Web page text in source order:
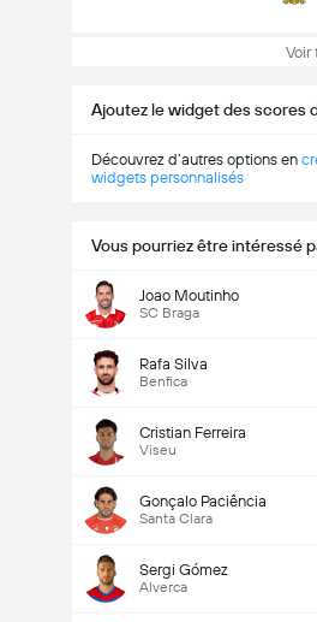
Voir
Ajoutez le widget des scores
Découvrez d’autres options en
widgets personnalisés
Vous pourriez être intéressé
Joao Moutinho
SC Braga
Rafa Silva
Benfica
Cristian Ferreira
Viseu
Gonçalo Paciência
Santa Clara
Sergi Gómez
Alverca